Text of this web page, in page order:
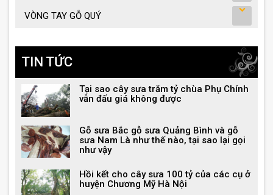
VÒNG TAY GỖ QUÝ
TIN TỨC
Tại sao cây sưa trăm tỷ chùa Phụ Chính
vẫn đấu giá không được
Gỗ sưa Bắc gỗ sưa Quảng Bình và gỗ
sưa Nam Là như thế nào, tại sao lại gọi
như vậy
Hồi kết cho cây sưa 100 tỷ của các cụ ở
huyện Chương Mỹ Hà Nội